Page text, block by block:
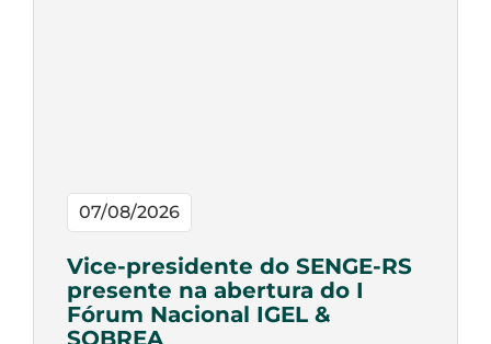
07/08/2026
Vice-presidente do SENGE-RS
presente na abertura do I
Fórum Nacional IGEL &
SOBREA